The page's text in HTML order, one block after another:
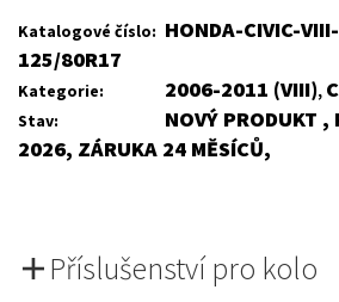
4
3
Katalogové číslo: HONDA-CIVIC-
125/80R17
Kategorie: 2006-2011 (VIII),
Stav:
NOVÝ PRODUKT
2026, ZÁRUKA 24 MĚSÍCŮ,
Příslušenství pro kolo